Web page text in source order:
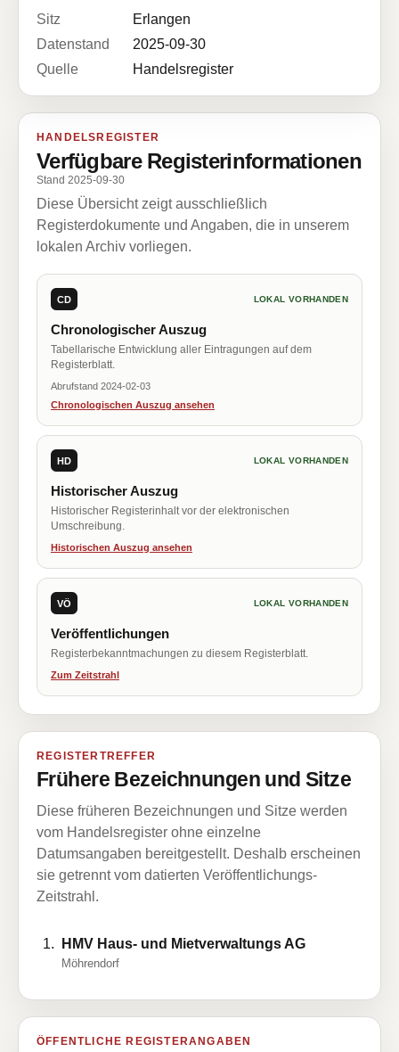
Sitz
Erlangen
Datenstand
2025-09-30
Quelle
Handelsregister
HANDELSREGISTER
Verfügbare Registerinformationen
Stand 2025-09-30
Diese Übersicht zeigt ausschließlich
Registerdokumente und Angaben, die in unserem
lokalen Archiv vorliegen.
CD LOKAL VORHANDEN
Chronologischer Auszug
Tabellarische Entwicklung aller Eintragungen auf dem
Registerblatt.
Abrufstand 2024-02-03
Chronologischen Auszug ansehen
HD LOKAL VORHANDEN
Historischer Auszug
Historischer Registerinhalt vor der elektronischen
Umschreibung.
Historischen Auszug ansehen
VÖ LOKAL VORHANDEN
Veröffentlichungen
Registerbekanntmachungen zu diesem Registerblatt.
Zum Zeitstrahl
REGISTERTREFFER
Frühere Bezeichnungen und Sitze
Diese früheren Bezeichnungen und Sitze werden
vom Handelsregister ohne einzelne
Datumsangaben bereitgestellt. Deshalb erscheinen
sie getrennt vom datierten Veröffentlichungs-
Zeitstrahl.
HMV Haus- und Mietverwaltungs AG
Möhrendorf
ÖFFENTLICHE REGISTERANGABEN